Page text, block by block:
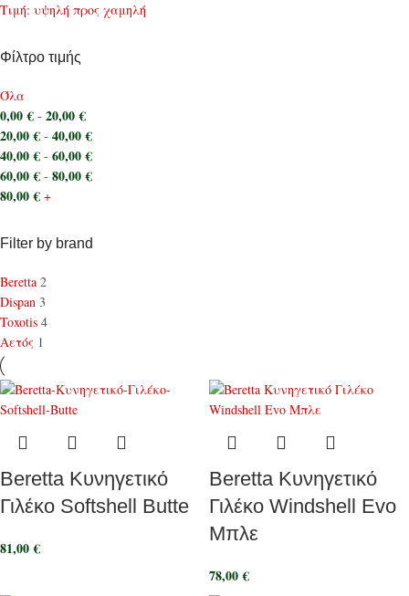
Τιμή: υψηλή προς χαμηλή
Φίλτρο τιμής
Όλα
0,00€ - 20,00€
20,00€ - 40,00€
40,00€ - 60,00€
60,00€ - 80,00€
80,00€ +
Filter by brand
Beretta 2
Dispan 3
Toxotis 4
Αετός 1
Beretta Κυνηγετικό
Γιλέκο Softshell Butte
81,00€
Beretta Κυνηγετικό
Γιλέκο Windshell Evo
Μπλε
78,00€